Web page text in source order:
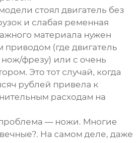
стоял двигатель без
и слабая ременная
материала нужен
приводом (где двигатель
фрезу) или с очень
Это тот случай, когда
рублей привела к
расходам на
— ножи. Многие
На самом деле, даже